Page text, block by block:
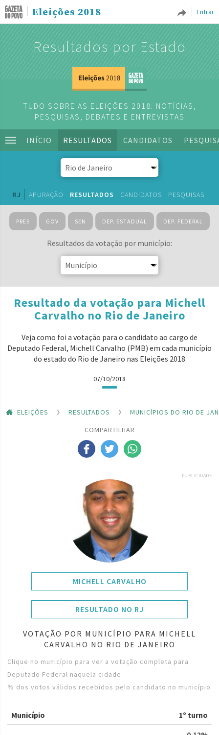
Entrar
Eleições 2018
Resultados por Estado
TUDO SOBRE AS ELEIÇÕES 2018: NOTÍCIAS,
PESQUISAS, DEBATES E ENTREVISTAS
INÍCIO RESULTADOS CANDIDATOS
RJ APURAÇÃO RESULTADOS CANDIDATOS PESQUISAS
PRES GOV SEN DEP. ESTADUAL DEP. FEDERAL
Resultados da votação por município:
Resultado da votação para Michell
Carvalho no Rio de Janeiro
Veja como foi a votação para o candidato ao cargo de
Deputado Federal, Michell Carvalho (PMB) em cada município
do estado do Rio de Janeiro nas Eleições 2018
07/10/2018
ELEIÇÕES RESULTADOS
MUNICÍPIOS DO RIO DE
COMPARTILHAR
PUBLICIDADE
MICHELL CARVALHO
RESULTADO NO RJ
VOTAÇÃO POR MUNICÍPIO PARA MICHELL
CARVALHO NO RIO DE JANEIRO
Clique no município para ver a votação completa para
Deputado Federal naquela cidade
% dos votos válidos recebidos pelo candidato no município
Município 1º turno